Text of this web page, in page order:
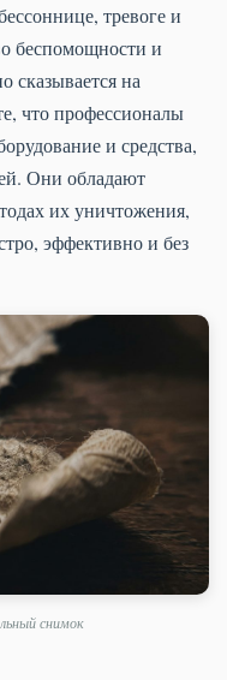
тревоге и
беспомощности и
сказывается на
что профессионалы
и средства,
Они обладают
их уничтожения,
эффективно и без
снимок